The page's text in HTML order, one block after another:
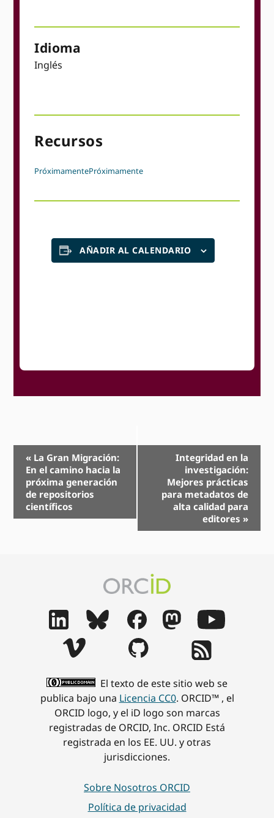
Idioma
Inglés
Recursos
PróximamentePróximamente
AÑADIR AL CALENDARIO
Navegación
Evento
« La Gran Migración:
En el camino hacia la
próxima generación
de repositorios
científicos
Integridad en la
investigación:
Mejores prácticas
para metadatos de
alta calidad para
editores »
El texto de este sitio web se
publica bajo una Licencia CC0. ORCID™ , el
ORCID logo, y el iD logo son marcas
registradas de ORCID, Inc. ORCID Está
registrada en los EE. UU. y otras
jurisdicciones.
Sobre Nosotros ORCID
Política de privacidad